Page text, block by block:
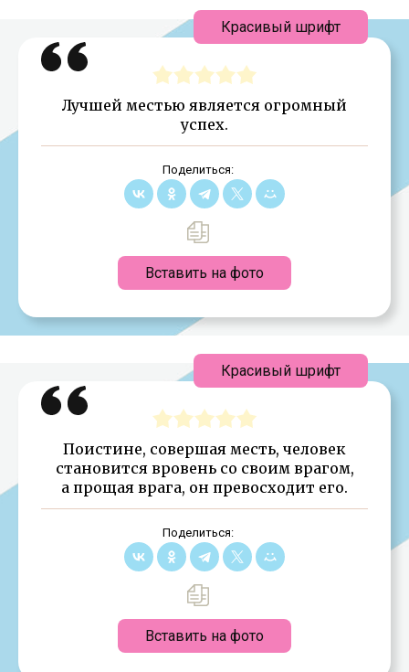
Лучшей местью является огромный
успех.
Поделиться:
Вставить на фото
Красивый шрифт
Поистине, совершая месть, человек
становится вровень со своим врагом,
а прощая врага, он превосходит его.
Поделиться:
Вставить на фото
Красивый шрифт